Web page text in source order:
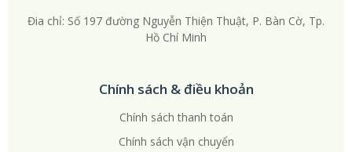
Đia chỉ: Số 197 đường Nguyễn Thiện Thuật, P. Bàn Cờ, Tp.
Hồ Chí Minh
Chính sách & điều khoản
Chính sách thanh toán
Chính sách vận chuyển